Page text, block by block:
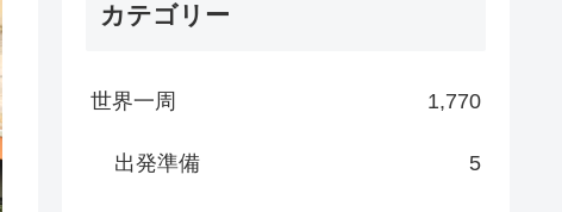
カテゴリー
世界一周 1,770
出発準備 5